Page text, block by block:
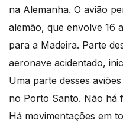
na Alemanha. O avião
alemão, que envolve 16
para a Madeira. Parte
aeronave acidentado,
Uma parte desses
no Porto Santo. Não há
Há movimentações em